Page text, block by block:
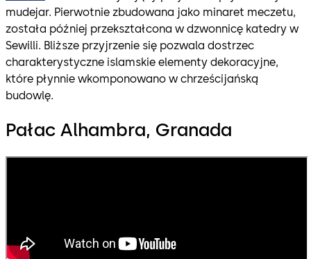
mudejar. Pierwotnie zbudowana jako minaret meczetu,
została później przekształcona w dzwonnicę katedry w
Sewilli. Bliższe przyjrzenie się pozwala dostrzec
charakterystyczne islamskie elementy dekoracyjne,
które płynnie wkomponowano w chrześcijańską
budowlę.
Pałac Alhambra, Granada